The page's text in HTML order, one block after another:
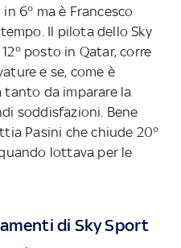
6° ma è Francesco
Il pilota dello Sky
posto in Qatar, corre
e se, come è
tanto da imparare la
soddisfazioni. Bene
Pasini che chiude 20°
lottava per le
di Sky Sport